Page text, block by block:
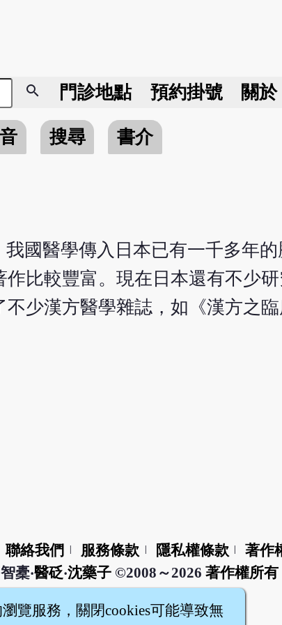
search 門診地點 預約掛號 關於
搜尋
書介
國醫學傳入日本已有一千多年
比較豐富。現在日本還有不少
少漢方醫學雜誌，如《漢方之
聯絡我們 服務條款 隱私權條款
著作
智橐‧醫砭‧沈藥子©2008～2026 著作權所有
覽服務，關閉cookies可能導致無